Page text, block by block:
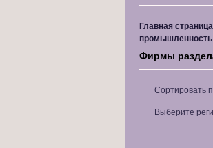
Главная страница
промышленность
Фирмы
Сортировать
Выберите